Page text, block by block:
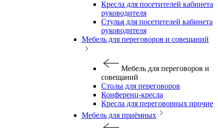
Кресла для посетителей кабинета
руководителя
Стулья для посетителей кабинета
руководителя
Мебель для переговоров и совещаний
Мебель для переговоров и
совещаний
Столы для переговоров
Конференц-кресла
Кресла для переговорных прочие
Мебель для приёмных